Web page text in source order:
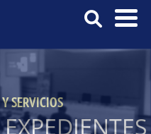
SERVICIOS